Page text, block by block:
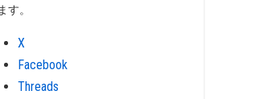
す。
X
Facebook
Threads